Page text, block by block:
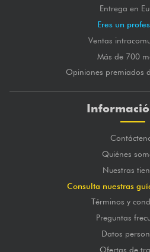
Entrega en
Eres un
Ventas
Más de 700
Opiniones premiados
Quiénes
Nuestras
Consulta nuestras
Términos y
Preguntas
Datos
Ofertas de